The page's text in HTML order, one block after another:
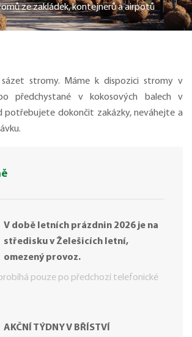
ze zakládek, kontejnerů a airpotů
stromy. Máme k dispozici stromy v
předchystané v kokosových balech v
potřebujete dokončit zakázky, neváhejte a
V době letních prázdnin 2026 je na
středisku v Želešicích letní,
omezený provoz.
pouze po předchozí telefonické
AKČNÍ TÝDNY V BŘÍSTVÍ